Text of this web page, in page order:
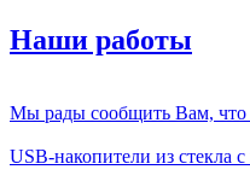
Наши работы
Мы рады сообщить Вам, что
USB-накопители из стекла